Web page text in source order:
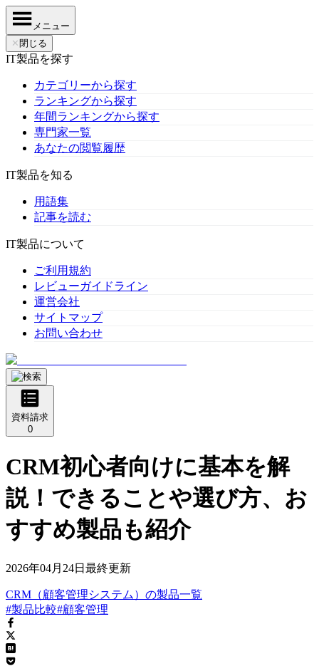
メニュー
✕ 閉じる
IT製品を探す
カテゴリーから探す
ランキングから探す
年間ランキングから探す
専門家一覧
あなたの閲覧履歴
IT製品を知る
用語集
記事を読む
IT製品について
ご利用規約
レビューガイドライン
運営会社
サイトマップ
お問い合わせ
資料請求
0
CRM初心者向けに基本を解
説！できることや選び方、お
すすめ製品も紹介
2026年04月24日 最終更新
CRM（顧客管理システム） の製品一覧
#製品比較#顧客管理